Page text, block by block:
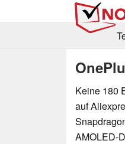
Keine 180
auf
AMOLED-